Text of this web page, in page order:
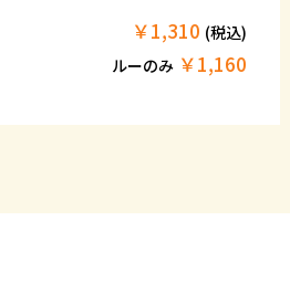
￥1,310 (税込)
ルーのみ ￥1,160